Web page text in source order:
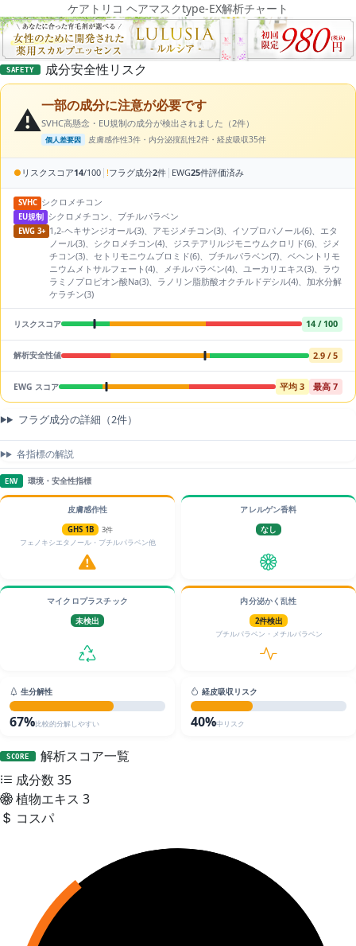
ケアトリコ ヘアマスクtype-EX解析チャート
SAFETY 成分安全性リスク
⚠️一部の成分に注意が必要です
SVHC高懸念・EU規制の成分が検出されました（2件）
個人差要因 皮膚感作性3件・内分泌撹乱性2件・経皮吸収35件
● リスクスコア14/100 | !フラグ成分2件 | EWG25件評価済み
SVHC シクロメチコン
EU規制 シクロメチコン、ブチルパラベン
EWG 3+ 1,2-ヘキサンジオール(3)、アモジメチコン(3)、イソプロパノール(6)、エタ
ノール(3)、シクロメチコン(4)、ジステアリルジモニウムクロリド(6)、ジメ
チコン(3)、セトリモニウムブロミド(6)、ブチルパラベン(7)、ベヘントリモ
ニウムメトサルフェート(4)、メチルパラベン(4)、ユーカリエキス(3)、ラウ
ラミノプロピオン酸Na(3)、ラノリン脂肪酸オクチルドデシル(4)、加水分解
ケラチン(3)
リスクスコア 14 / 100
解析安全性値 2.9 / 5
EWG スコア 平均 3 最高 7
フラグ成分の詳細（2件）
各指標の解説
ENV 環境・安全性指標
皮膚感作性
GHS 1B
3件
フェノキシエタノール・ブチルパラベン他
アレルゲン香料
なし
マイクロプラスチック
未検出
内分泌かく乱性
2件検出
ブチルパラベン・メチルパラベン
生分解性
67%比較的分解しやすい
経皮吸収リスク
40%中リスク
SCORE
解析スコア一覧
成分数 35
植物エキス 3
コスパ